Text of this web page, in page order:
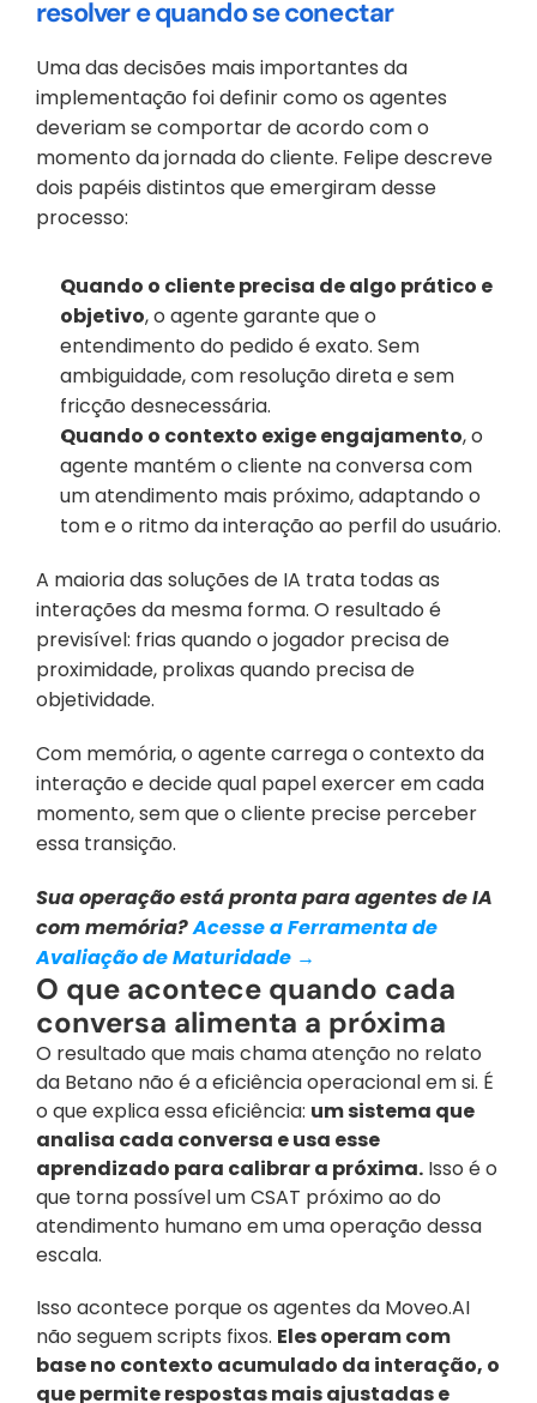
resolver e quando se conectar
Uma das decisões mais importantes da
implementação foi definir como os agentes
deveriam se comportar de acordo com o
momento da jornada do cliente. Felipe descreve
dois papéis distintos que emergiram desse
processo:
Quando o cliente precisa de algo prático e
objetivo, o agente garante que o
entendimento do pedido é exato. Sem
ambiguidade, com resolução direta e sem
fricção desnecessária.
Quando o contexto exige engajamento, o
agente mantém o cliente na conversa com
um atendimento mais próximo, adaptando o
tom e o ritmo da interação ao perfil do usuário.
A maioria das soluções de IA trata todas as
interações da mesma forma. O resultado é
previsível: frias quando o jogador precisa de
proximidade, prolixas quando precisa de
objetividade.
Com memória, o agente carrega o contexto da
interação e decide qual papel exercer em cada
momento, sem que o cliente precise perceber
essa transição.
Sua operação está pronta para agentes de IA
com memória? Acesse a Ferramenta de
Avaliação de Maturidade →
O que acontece quando cada
conversa alimenta a próxima
O resultado que mais chama atenção no relato
da Betano não é a eficiência operacional em si. É
o que explica essa eficiência: um sistema que
analisa cada conversa e usa esse
aprendizado para calibrar a próxima. Isso é o
que torna possível um CSAT próximo ao do
atendimento humano em uma operação dessa
escala.
Isso acontece porque os agentes da Moveo.AI
não seguem scripts fixos. Eles operam com
base no contexto acumulado da interação, o
que permite respostas mais ajustadas e